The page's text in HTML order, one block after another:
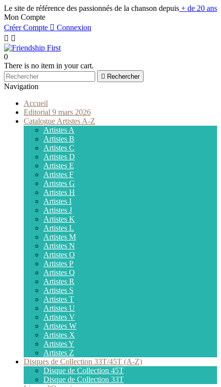
Le site de référence des passionnés de la chanson depuis + de 20 ans
Mon Compte
Créer Compte  Connexion
 
0
There is no item in your cart.
 Rechercher
Navigation
Accueil
Editorial 9 mars 2026
Catalogue Artistes A-Z
Artistes A
Artistes B
Artistes C
Artistes D
Artistes E
Artistes F
Artistes G
Artistes H
Artistes I
Artistes J
Artistes K
Artistes L
Artistes M
Artistes N
Artistes O
Artistes P
Artistes Q
Artistes R
Artistes S
Artistes T
Artistes U
Artistes V
Artistes W
Artistes X
Artistes Y
Artistes Z
Disques de Collection 33T/45T (A-Z)
Disque de Collection 45T
Disque de Collection 33T